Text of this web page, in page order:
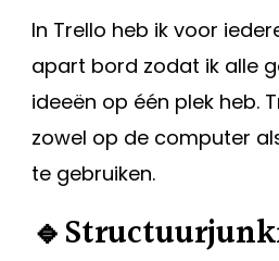
In Trello heb ik voor
apart bord zodat ik alle
ideeën op één plek heb.
zowel op de computer
te gebruiken.